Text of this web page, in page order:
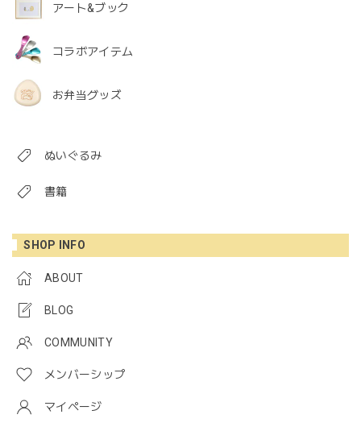
アート&ブック
コラボアイテム
お弁当グッズ
ぬいぐるみ
書籍
SHOP INFO
ABOUT
BLOG
COMMUNITY
メンバーシップ
マイページ